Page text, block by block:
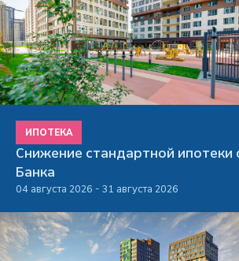
ИПОТЕКА
Снижение стандартной ипотеки
Банка
04 августа 2026 - 31 августа 2026